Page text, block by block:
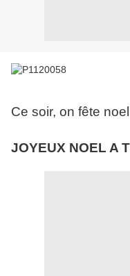
Ce soir, on fête
JOYEUX NOEL A